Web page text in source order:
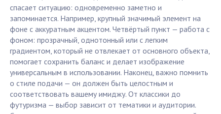
спасает ситуацию: одновременно заметно и
запоминается. Например, крупный значимый элемент на
фоне с аккуратным акцентом. Четвёртый пункт — работа с
фоном: прозрачный, однотонный или с легким
градиентом, который не отвлекает от основного объекта,
помогает сохранить баланс и делает изображение
универсальным в использовании. Наконец, важно помнить
о стиле подачи — он должен быть целостным и
соответствовать вашему имиджу. От классики до
футуризма — выбор зависит от тематики и аудитории.